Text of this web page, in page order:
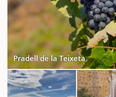
Pradell de la Teixeta